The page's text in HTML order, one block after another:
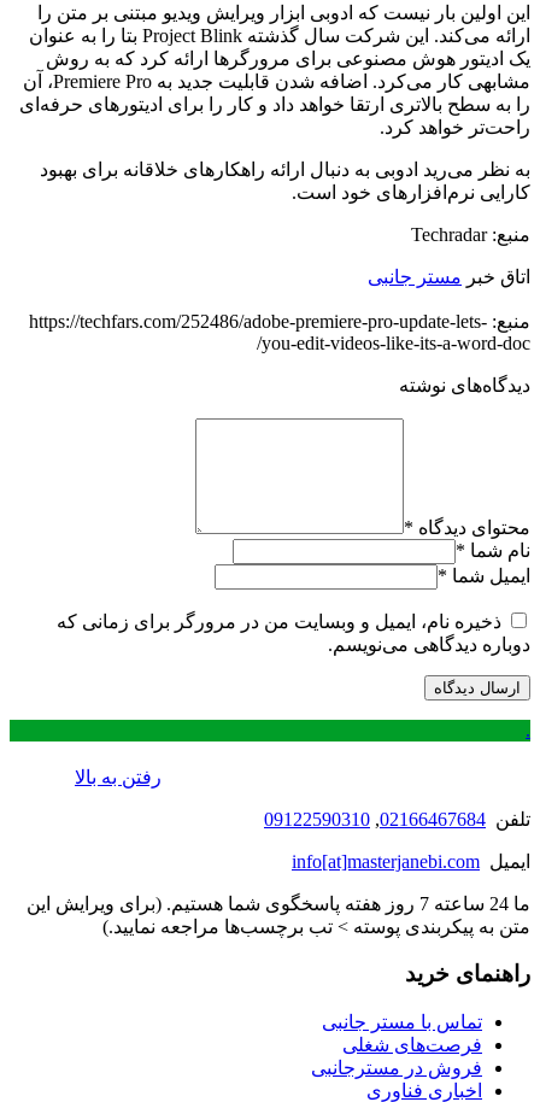
این اولین بار نیست که ادوبی ابزار ویرایش ویدیو مبتنی بر متن را
ارائه می‌کند. این شرکت سال گذشته Project Blink بتا را به عنوان
یک ادیتور هوش مصنوعی برای مرورگرها ارائه کرد که به روش
مشابهی کار می‌کرد. اضافه شدن قابلیت جدید به Premiere Pro، آن
را به سطح بالاتری ارتقا خواهد داد و کار را برای ادیتورهای حرفه‌ای
راحت‌تر خواهد کرد.
به نظر می‌رید ادوبی به دنبال ارائه راهکارهای خلاقانه برای بهبود
کارایی نرم‌افزارهای خود است.
منبع: Techradar
اتاق خبر مستر جانبی
منبع: https://techfars.com/252486/adobe-premiere-pro-update-lets-
you-edit-videos-like-its-a-word-doc/
دیدگاه‌های نوشته
محتوای دیدگاه *
نام شما *
ایمیل شما *
ذخیره نام، ایمیل و وبسایت من در مرورگر برای زمانی که
دوباره دیدگاهی می‌نویسم.
.
رفتن به بالا
تلفن 02166467684
,
09122590310
ایمیل info[at]masterjanebi.com
ما 24 ساعته 7 روز هفته پاسخگوی شما هستیم. (برای ویرایش این
متن به پیکربندی پوسته > تب برچسب‌ها مراجعه نمایید.)
راهنمای خرید
تماس با مستر جانبی
فرصت‌های شغلی
فروش در مسترجانبی
اخباری فناوری